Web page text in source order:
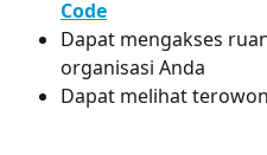
Code
Dapat mengakses
organisasi Anda
Dapat melihat